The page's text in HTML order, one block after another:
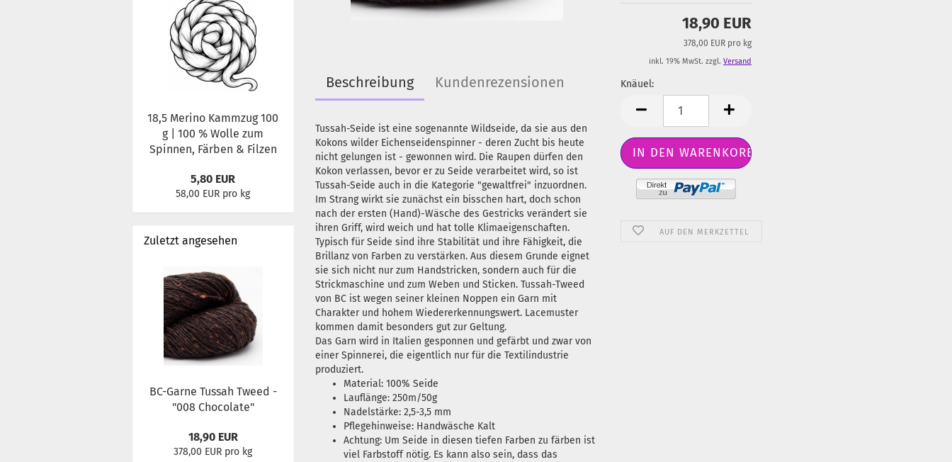
18,90 EUR
378,00 EUR pro kg
inkl. 19% MwSt. zzgl.Versand
Knäuel:
Knäuel
AUF DEN MERKZETTEL
Beschreibung Kundenrezensionen
Tussah-Seide ist eine sogenannte Wildseide, da sie aus den
Kokons wilder Eichenseidenspinner - deren Zucht bis heute
nicht gelungen ist - gewonnen wird. Die Raupen dürfen den
Kokon verlassen, bevor er zu Seide verarbeitet wird, so ist
Tussah-Seide auch in die Kategorie "gewaltfrei" inzuordnen.
Im Strang wirkt sie zunächst ein bisschen hart, doch schon
nach der ersten (Hand)-Wäsche des Gestricks verändert sie
ihren Griff, wird weich und hat tolle Klimaeigenschaften.
Typisch für Seide sind ihre Stabilität und ihre Fähigkeit, die
Brillanz von Farben zu verstärken. Aus diesem Grunde eignet
sie sich nicht nur zum Handstricken, sondern auch für die
Strickmaschine und zum Weben und Sticken. Tussah-Tweed
von BC ist wegen seiner kleinen Noppen ein Garn mit
Charakter und hohem Wiedererkennungswert. Lacemuster
kommen damit besonders gut zur Geltung.
Das Garn wird in Italien gesponnen und gefärbt und zwar von
einer Spinnerei, die eigentlich nur für die Textilindustrie
produziert.
Material: 100% Seide
Lauflänge: 250m/50g
Nadelstärke: 2,5-3,5 mm
Pflegehinweise: Handwäsche Kalt
Achtung: Um Seide in diesen tiefen Farben zu färben ist
viel Farbstoff nötig. Es kann also sein, dass das
18,5 Merino Kammzug 100
g | 100 % Wolle zum
Spinnen, Färben & Filzen
5,80 EUR
58,00 EUR pro kg
Zuletzt angesehen
BC-Garne Tussah Tweed -
"008 Chocolate"
18,90 EUR
378,00 EUR pro kg